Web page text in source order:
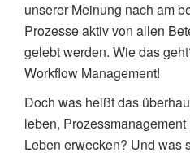
unserer Meinung nach am
Prozesse aktiv von allen
gelebt werden. Wie das
Workflow Management!
Doch was heißt das
leben,
Leben erwecken? Und was